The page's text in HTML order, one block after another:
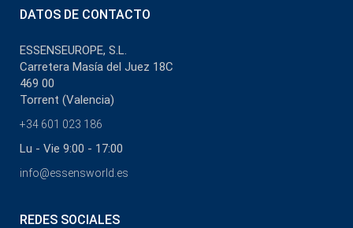
DATOS DE CONTACTO
ESSENSEUROPE, S.L.
Carretera Masía del Juez 18C
469 00
Torrent (Valencia)
+34 601 023 186
Lu - Vie 9:00 - 17:00
info@essensworld.es
REDES SOCIALES